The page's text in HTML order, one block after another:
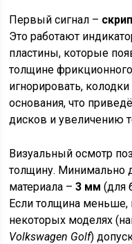
Первый сигнал –
Это работают
пластины, которые
толщине
игнорировать,
основания, что
дисков и увеличению
Визуальный осмотр
толщину. Минимально
материала –3 мм (для
Если толщина меньше,
некоторых моделях
Volkswagen Golf)